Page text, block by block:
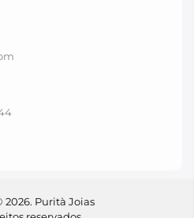
Purità Joias